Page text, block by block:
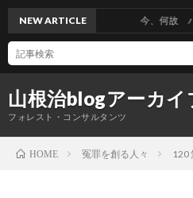
山根治blogアーカイ
フォレスト・コンサルタンツ
NEW ARTICLE 今、何故 ハニッ
HOME 冤罪を創る人々 120